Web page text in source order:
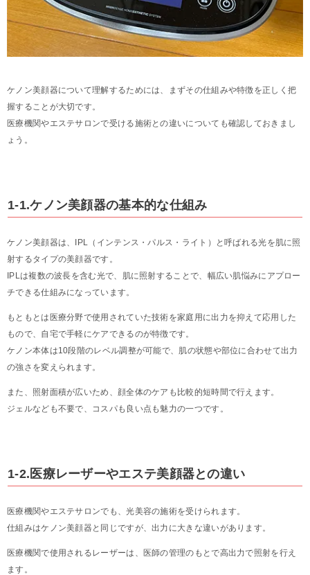
ケノン美顔器について理解するためには、まずその仕組みや特徴を正しく把
握することが大切です。
医療機関やエステサロンで受ける施術との違いについても確認しておきまし
ょう。
1-1.ケノン美顔器の基本的な仕組み
ケノン美顔器は、IPL（インテンス・パルス・ライト）と呼ばれる光を肌に照
射するタイプの美顔器です。
IPLは複数の波長を含む光で、肌に照射することで、幅広い肌悩みにアプロー
チできる仕組みになっています。
もともとは医療分野で使用されていた技術を家庭用に出力を抑えて応用した
もので、自宅で手軽にケアできるのが特徴です。
ケノン本体は10段階のレベル調整が可能で、肌の状態や部位に合わせて出力
の強さを変えられます。
また、照射面積が広いため、顔全体のケアも比較的短時間で行えます。
ジェルなども不要で、コスパも良い点も魅力の一つです。
1-2.医療レーザーやエステ美顔器との違い
医療機関やエステサロンでも、光美容の施術を受けられます。
仕組みはケノン美顔器と同じですが、出力に大きな違いがあります。
医療機関で使用されるレーザーは、医師の管理のもとで高出力で照射を行え
ます。